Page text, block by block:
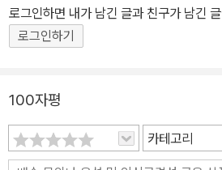
로그인하면 내가 남긴 글과 친구가 남긴
로그인하기
100자평
카테고리